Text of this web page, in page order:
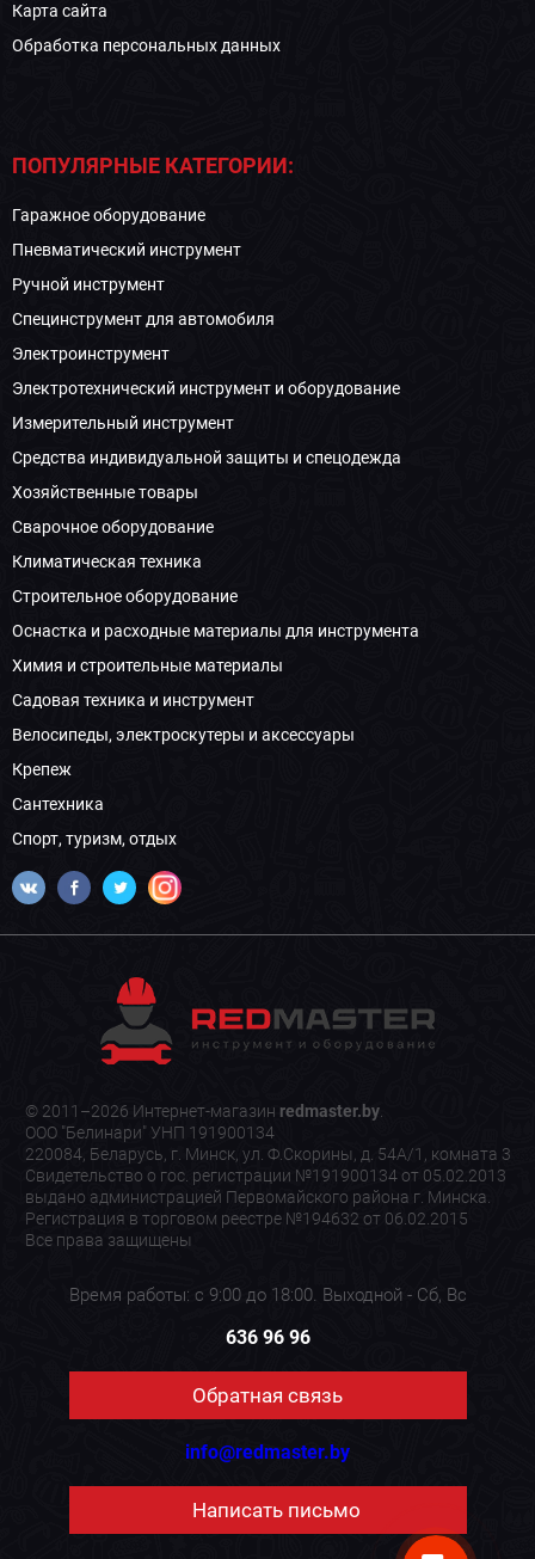
Карта сайта
Обработка персональных данных
ПОПУЛЯРНЫЕ КАТЕГОРИИ:
Гаражное оборудование
Пневматический инструмент
Ручной инструмент
Специнструмент для автомобиля
Электроинструмент
Электротехнический инструмент и оборудование
Измерительный инструмент
Средства индивидуальной защиты и спецодежда
Хозяйственные товары
Сварочное оборудование
Климатическая техника
Строительное оборудование
Оснастка и расходные материалы для инструмента
Химия и строительные материалы
Садовая техника и инструмент
Велосипеды, электроскутеры и аксессуары
Крепеж
Сантехника
Спорт, туризм, отдых
© 2011–2026 Интернет-магазин redmaster.by.
ООО "Белинари" УНП 191900134
220084, Беларусь, г. Минск, ул. Ф.Скорины, д. 54А/1, комната 3
Свидетельство о гос. регистрации №191900134 от 05.02.2013
выдано администрацией Первомайского района г. Минска.
Регистрация в торговом реестре №194632 от 06.02.2015
Все права защищены
Время работы: с 9:00 до 18:00. Выходной - Сб, Вс
636 96 96
Обратная связь
info@redmaster.by
Написать письмо